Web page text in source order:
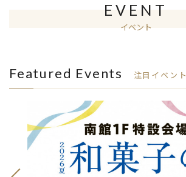
EVENT
イベント
Featured Events 注目イベント